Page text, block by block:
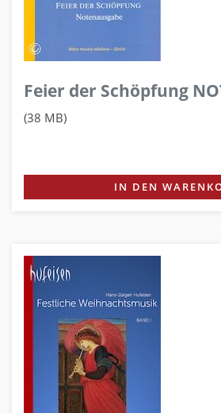
Feier der Schöpfung
(38 MB)
IN DEN